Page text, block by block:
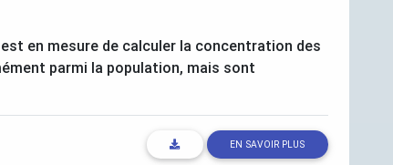
en mesure de calculer la concentration des
parmi la population, mais sont
EN SAVOIR PLUS